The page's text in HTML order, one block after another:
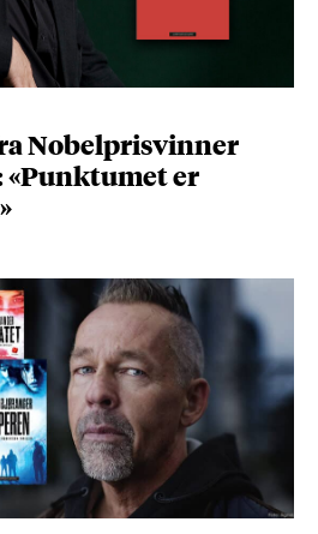
Nobelprisvinner
er